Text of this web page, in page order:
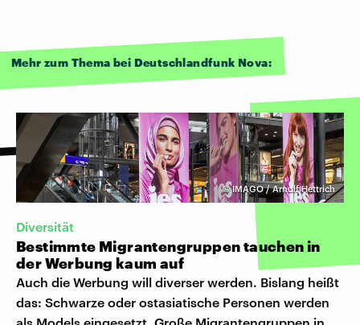
Mehr zum Thema bei Deutschlandfunk Nova:
©IMAGO / Arnulf Hettrich
Diversität
Bestimmte Migrantengruppen tauchen in
der Werbung kaum auf
Auch die Werbung will diverser werden. Bislang heißt
das: Schwarze oder ostasiatische Personen werden